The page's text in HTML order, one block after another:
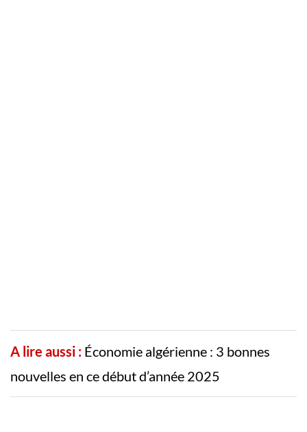
A lire aussi : Économie algérienne : 3 bonnes
nouvelles en ce début d’année 2025